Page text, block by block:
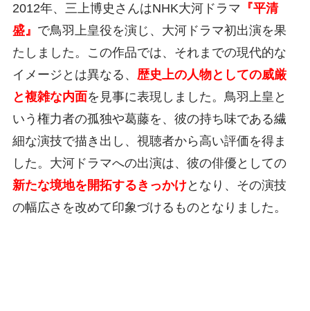
2012年、三上博史さんはNHK大河ドラマ 『平清
盛』 で鳥羽上皇役を演じ、大河ドラマ初出演を果
たしました。この作品では、それまでの現代的な
イメージとは異なる、 歴史上の人物としての威厳
と複雑な内面を見事に表現しました。鳥羽上皇と
いう権力者の孤独や葛藤を、彼の持ち味である繊
細な演技で描き出し、視聴者から高い評価を得ま
した。大河ドラマへの出演は、彼の俳優としての
新たな境地を開拓するきっかけとなり、その演技
の幅広さを改めて印象づけるものとなりました。